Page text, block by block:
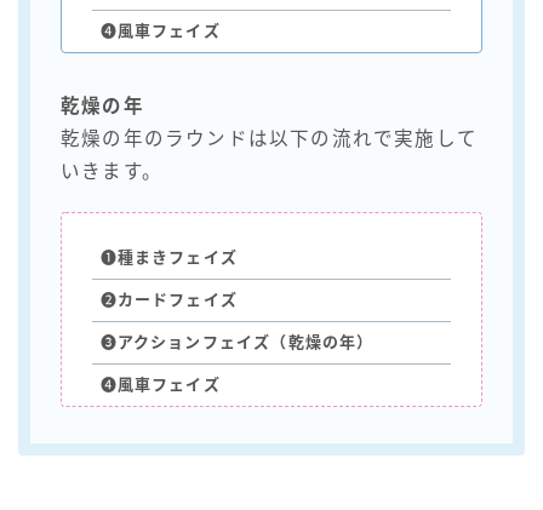
❹風車フェイズ
乾燥の年
乾燥の年のラウンドは以下の流れで実施して
いきます。
❶種まき フェイズ
❷カード フェイズ
❸アクション フェイズ（乾燥の年）
❹風車フェイズ